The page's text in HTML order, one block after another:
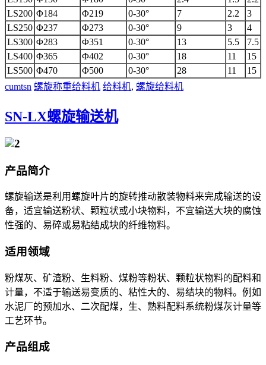
LS200 Φ184 Φ219 0-30° 7 2.2
3
LS250 Φ237 Φ273 0-30° 9 3
4
LS300 Φ283 Φ351 0-30° 13 5.5
7.5
LS400 Φ365 Φ402 0-30° 18 11
15
LS500 Φ470 Φ500 0-30° 28 11
15
cumtsn 螺旋称重给料机 给料机, 螺旋给料机
SN-LX螺旋输送机
产品简介
螺旋输送是利用螺旋叶片的旋转推动散装物料来完成输送的设
备，适宜输送粉状、颗粒状或小块物料，不宜输送大块的腐蚀
性强的、易碎或易粘结成块的纤维物料。
适用领域
粉煤灰、矿渣粉、生料粉、煤粉等粉状、颗粒状物料的配料和
计量，不适于输送易变质的、粘性大的、易结块的物料。例如
水泥厂的预加水、二次配煤，生、熟料配料系统粉煤灰计量等
工艺环节。
产品组成